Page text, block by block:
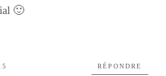
🙂
RÉPONDRE